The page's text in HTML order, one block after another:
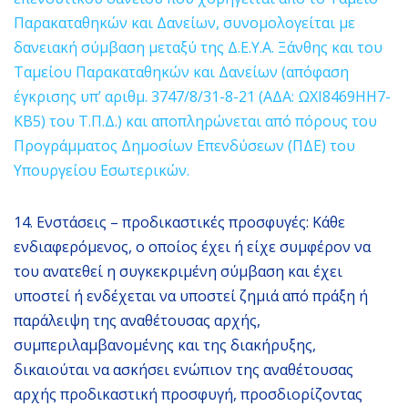
Παρακαταθηκών και Δανείων, συνομολογείται με
δανειακή σύμβαση μεταξύ της Δ.Ε.Υ.Α. Ξάνθης και του
Ταμείου Παρακαταθηκών και Δανείων (απόφαση
έγκρισης υπ’ αριθμ. 3747/8/31-8-21 (ΑΔΑ: ΩΧΙ8469ΗΗ7-
ΚΒ5) του Τ.Π.Δ.) και αποπληρώνεται από πόρους του
Προγράμματος Δημοσίων Επενδύσεων (ΠΔΕ) του
Υπουργείου Εσωτερικών.
14. Ενστάσεις – προδικαστικές προσφυγές: Κάθε
ενδιαφερόμενος, ο οποίος έχει ή είχε συμφέρον να
του ανατεθεί η συγκεκριμένη σύμβαση και έχει
υποστεί ή ενδέχεται να υποστεί ζημιά από πράξη ή
παράλειψη της αναθέτουσας αρχής,
συμπεριλαμβανομένης και της διακήρυξης,
δικαιούται να ασκήσει ενώπιον της αναθέτουσας
αρχής προδικαστική προσφυγή, προσδιορίζοντας